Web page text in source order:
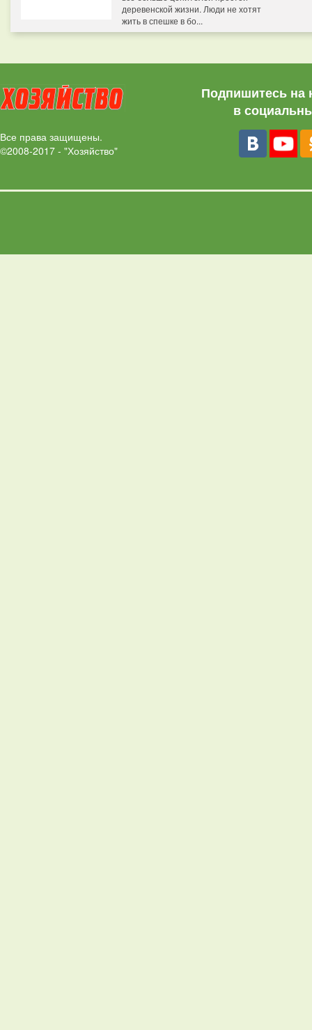
деревенской жизни. Люди не хотят
жить в спешке в бо...
Все права защищены.
©2008-2017 - "Хозяйство"
Подпишитесь на
в